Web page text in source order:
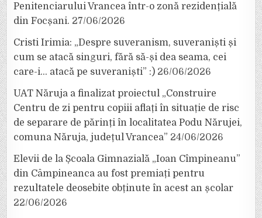
Penitenciarului Vrancea într-o zonă rezidențială
din Focșani. 27/06/2026
Cristi Irimia: „Despre suveranism, suveraniști și
cum se atacă singuri, fără să-și dea seama, cei
care-i… atacă pe suveraniști” :) 26/06/2026
UAT Năruja a finalizat proiectul „Construire
Centru de zi pentru copiii aflați în situație de risc
de separare de părinți în localitatea Podu Nărujei,
comuna Năruja, județul Vrancea” 24/06/2026
Elevii de la Școala Gimnazială „Ioan Cîmpineanu”
din Câmpineanca au fost premiați pentru
rezultatele deosebite obținute în acest an școlar
22/06/2026